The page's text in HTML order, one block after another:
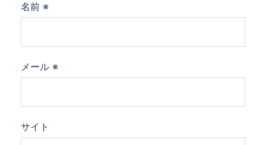
名前 ※
メール ※
サイト